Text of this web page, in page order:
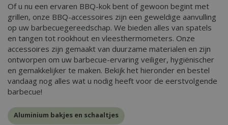
Of u nu een ervaren BBQ-kok bent of gewoon begint met
grillen, onze BBQ-accessoires zijn een geweldige aanvulling
op uw barbecuegereedschap. We bieden alles van spatels
en tangen tot rookhout en vleesthermometers. Onze
accessoires zijn gemaakt van duurzame materialen en zijn
ontworpen om uw barbecue-ervaring veiliger, hygiënischer
en gemakkelijker te maken. Bekijk het hieronder en bestel
vandaag nog alles wat u nodig heeft voor de eerstvolgende
barbecue!
Aluminium bakjes en schaaltjes